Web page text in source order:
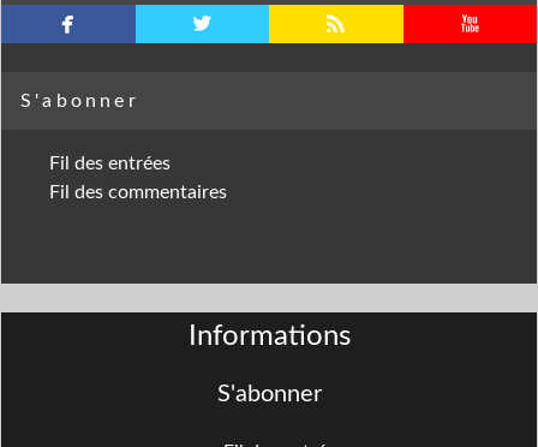
facebook twitterbird rss youtube
S'abonner
Fil des entrées
Fil des commentaires
Informations
S'abonner